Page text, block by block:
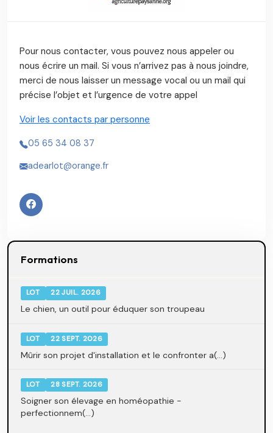
Pour nous contacter, vous pouvez nous appeler ou
nous écrire un mail. Si vous n’arrivez pas à nous joindre,
merci de nous laisser un message vocal ou un mail qui
précise l’objet et l’urgence de votre appel
Voir les contacts par personne
05 65 34 08 37
adearlot@orange.fr
Formations
LOT 22 JUIL. 2026
Le chien, un outil pour éduquer son troupeau
LOT 22 SEPT. 2026
Mûrir son projet d'installation et le confronter a(...)
LOT 28 SEPT. 2026
Soigner son élevage en homéopathie -
perfectionnem(...)